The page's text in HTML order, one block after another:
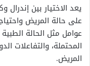
يعد الاختيار بين إندرال
على حالة المريض
عوامل مثل الحالة الطبية
المحتملة، والتفاعلات
المريض.